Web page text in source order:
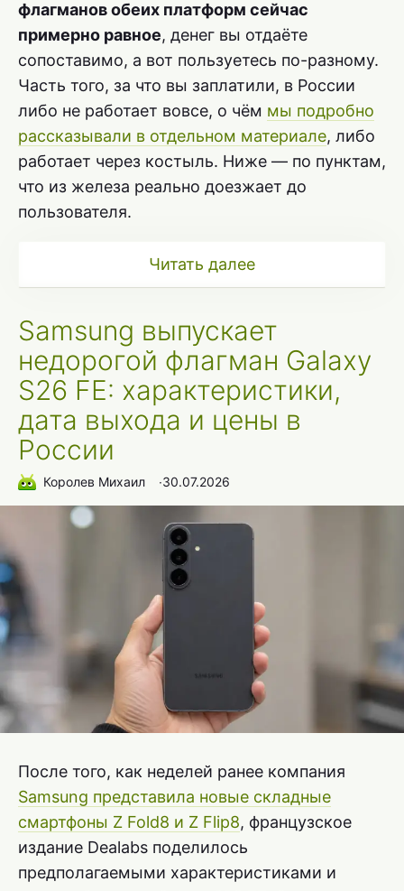
флагманов обеих платформ сейчас
примерно равное, денег вы отдаёте
сопоставимо, а вот пользуетесь по-разному.
Часть того, за что вы заплатили, в России
либо не работает вовсе, о чём мы подробно
рассказывали в отдельном материале, либо
работает через костыль. Ниже — по пунктам,
что из железа реально доезжает до
пользователя.
Читать далее
Samsung выпускает
недорогой флагман Galaxy
S26 FE: характеристики,
дата выхода и цены в
России
Королев Михаил ∙30.07.2026
После того, как неделей ранее компания
Samsung представила новые складные
смартфоны Z Fold8 и Z Flip8, французское
издание Dealabs поделилось
предполагаемыми характеристиками и